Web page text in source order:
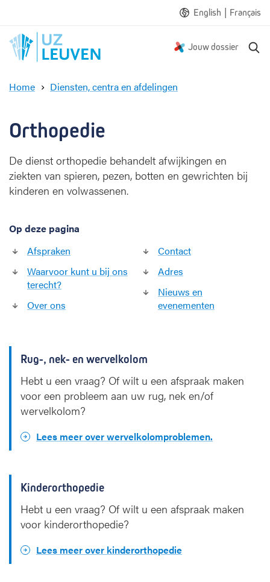
English | Français
Jouw dossier
Home Diensten, centra en afdelingen
p
e
Orthopedie
De dienst orthopedie behandelt afwijkingen en
ziekten van spieren, pezen, botten en gewrichten bij
kinderen en volwassenen.
Op deze pagina
Afspraken
Waarvoor kunt u bij ons
terecht?
Over ons
Contact
Adres
Nieuws en
evenementen
Rug-, nek- en wervelkolom
Hebt u een vraag? Of wilt u een afspraak maken
voor een probleem aan uw rug, nek en/of
wervelkolom?
Lees meer over wervelkolomproblemen.
Kinderorthopedie
Hebt u een vraag? Of wilt u een afspraak maken
voor kinderorthopedie?
Lees meer over kinderorthopedie